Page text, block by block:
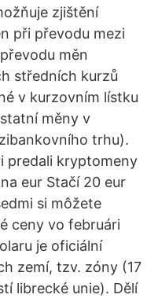
zjištění
při převodu mezi
měn
středních kurzů
v kurzovním lístku
měny v
trhu).
predali kryptomeny
eur Stačí 20 eur
si môžete
ceny vo februári
je oficiální
zemí, tzv. zóny (17
librecké unie). Dělí